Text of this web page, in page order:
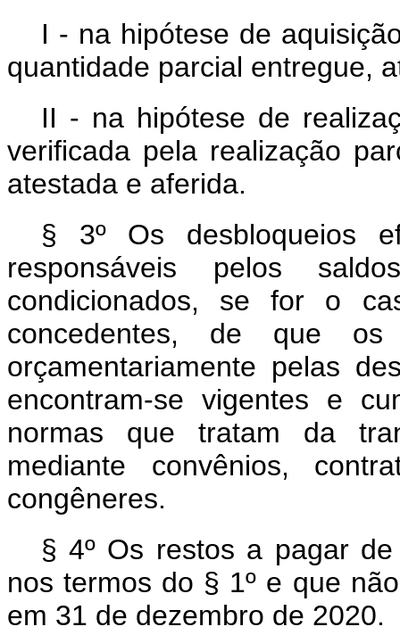
I - na hipótese de
quantidade parcial entregue,
II - na hipótese de
verificada pela realização
atestada e aferida.
§ 3º Os desbloqueios
responsáveis pelos
condicionados, se for o
concedentes, de que os
orçamentariamente pelas
encontram-se vigentes e
normas que tratam da
mediante convênios,
congêneres.
§ 4º Os restos a pagar
nos termos do § 1º e que
em 31 de dezembro de 2020.